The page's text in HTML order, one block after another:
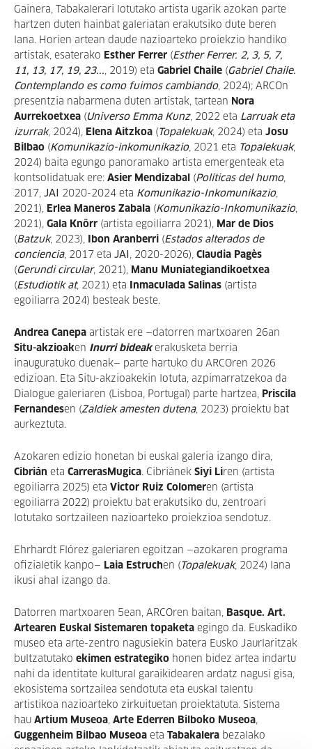
Gainera, Tabakalerari lotutako artista ugarik azokan parte
hartzen duten hainbat galeriatan erakutsiko dute beren
lana. Horien artean daude nazioarteko proiekzio handiko
artistak, esaterako Esther Ferrer (Esther Ferrer. 2, 3, 5, 7,
11, 13, 17, 19, 23..., 2019) eta Gabriel Chaile (Gabriel Chaile.
Contemplando es como fuimos cambiando, 2024); ARCOn
presentzia nabarmena duten artistak, tartean Nora
Aurrekoetxea (Universo Emma Kunz, 2022 eta Larruak eta
izurrak, 2024), Elena Aitzkoa ( Topalekuak, 2024) eta Josu
Bilbao (Komunikazio-inkomunikazio, 2021 eta Topalekuak,
2024) baita egungo panoramako artista emergenteak eta
kontsolidatuak ere: Asier Mendizabal (Políticas del humo,
2017, JAI 2020-2024 eta Komunikazio-Inkomunikazio,
2021), Erlea Maneros Zabala (Komunikazio-Inkomunikazio,
2021), Gala Knörr (artista egoiliarra 2021), Mar de Dios
(Batzuk, 2023), Ibon Aranberri (Estados alterados de
conciencia, 2017 eta JAI , 2020-2026), Claudia Pagès
(Gerundi circular, 2021), Manu Muniategiandikoetxea
(Estudiotik at, 2021) eta Inmaculada Salinas (artista
egoiliarra 2024) besteak beste.
Andrea Canepa artistak ere —datorren martxoaren 26an
Situ-akzioaken Inurri bideak erakusketa berria
inauguratuko duenak— parte hartuko du ARCOren 2026
edizioan. Eta Situ-akzioakekin lotuta, azpimarratzekoa da
Dialogue galeriaren (Lisboa, Portugal) parte hartzea, Priscila
Fernandesen (Zaldiek amesten dutena, 2023) proiektu bat
aurkeztuta.
Azokaren edizio honetan bi euskal galeria izango dira,
Cibrián eta CarrerasMugica. Cibriánek Siyi Li ren (artista
egoiliarra 2025) eta Victor Ruiz Colomeren (artista
egoiliarra 2022) proiektu bat erakutsiko du, zentroari
lotutako sortzaileen nazioarteko proiekzioa sendotuz.
Ehrhardt Flórez galeriaren egoitzan —azokaren programa
ofizialetik kanpo— Laia Estruchen ( Topalekuak, 2024) lana
ikusi ahal izango da.
Datorren martxoaren 5ean, ARCOren baitan, Basque. Art.
Artearen Euskal Sistemaren topaketa egingo da. Euskadiko
museo eta arte-zentro nagusiekin batera Eusko Jaurlaritzak
bultzatutako ekimen estrategiko honen bidez artea indartu
nahi da identitate kultural garaikidearen ardatz nagusi gisa,
ekosistema sortzailea sendotuta eta euskal talentu
artistikoa nazioarteko zirkuituetan proiektatuta. Sistema
hau Artium Museoa, Arte Ederren Bilboko Museoa,
Guggenheim Bilbao Museoa eta Tabakalera bezalako